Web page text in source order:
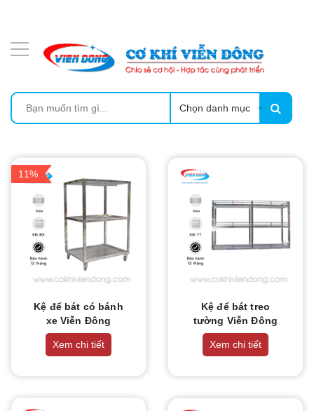
Chọn danh mục
11%
Kệ để bát có bánh
xe Viễn Đông
Xem chi tiết
Kệ để bát treo
tường Viễn Đông
Xem chi tiết
MÁY ÉP MÍA TẠO BỌT
TỦ SẤY
LÒ SẤY
MÁY SẤY THỰC PHẨM CÔNG NGHIỆP
CẨM NANG
THIẾT BỊ NHÀ BẾP
THIẾT BỊ NHÀ BẾP CAO CẤP
MÁY CHẾ BIẾN THỰC PHẨM